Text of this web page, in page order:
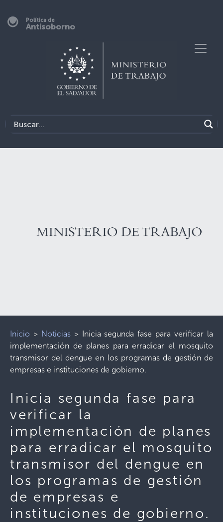
Política de
Antisoborno
Inicio > Noticias> Inicia segunda fase para verificar la
implementación de planes para erradicar el mosquito
transmisor del dengue en los programas de gestión de
empresas e instituciones de gobierno.
Inicia segunda fase para
verificar la
implementación de planes
para erradicar el mosquito
transmisor del dengue en
los programas de gestión
de empresas e
instituciones de gobierno.